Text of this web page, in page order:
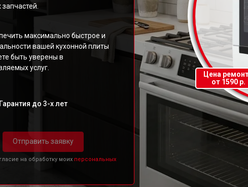
максимально быстрое и
вашей кухонной плиты
быть уверены в
услуг.
Гарантия до 3-х лет
Отправить заявку
на обработку моих персональных
Цена
от 1590 р.